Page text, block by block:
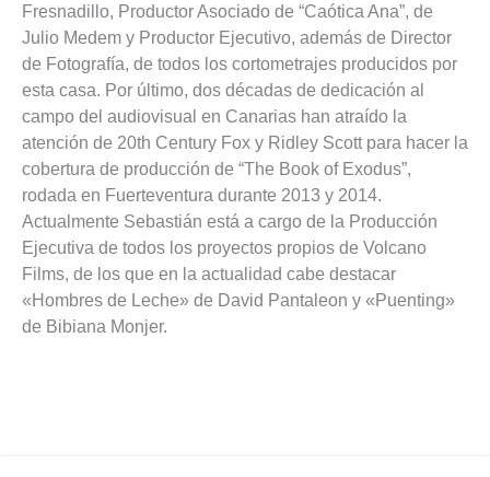
Fresnadillo, Productor Asociado de “Caótica Ana”, de
Julio Medem y Productor Ejecutivo, además de Director
de Fotografía, de todos los cortometrajes producidos por
esta casa. Por último, dos décadas de dedicación al
campo del audiovisual en Canarias han atraído la
atención de 20th Century Fox y Ridley Scott para hacer la
cobertura de producción de “The Book of Exodus”,
rodada en Fuerteventura durante 2013 y 2014.
Actualmente Sebastián está a cargo de la Producción
Ejecutiva de todos los proyectos propios de Volcano
Films, de los que en la actualidad cabe destacar
«Hombres de Leche» de David Pantaleon y «Puenting»
de Bibiana Monjer.